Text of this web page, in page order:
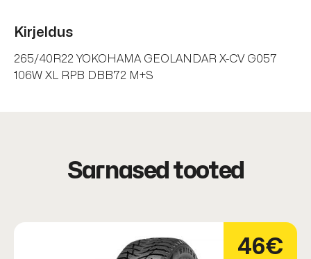
Kirjeldus
265/40R22 YOKOHAMA GEOLANDAR X-CV G057
106W XL RPB DBB72 M+S
Sarnased tooted
46€